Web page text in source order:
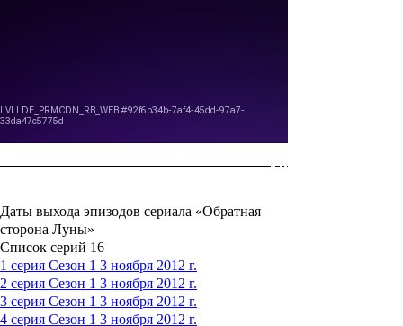
Даты выхода эпизодов сериала «Обратная
сторона Луны»
Список серий 16
1 серия Сезон 1 3 ноября 2012 г.
2 серия Сезон 1 3 ноября 2012 г.
3 серия Сезон 1 3 ноября 2012 г.
4 серия Сезон 1 3 ноября 2012 г.